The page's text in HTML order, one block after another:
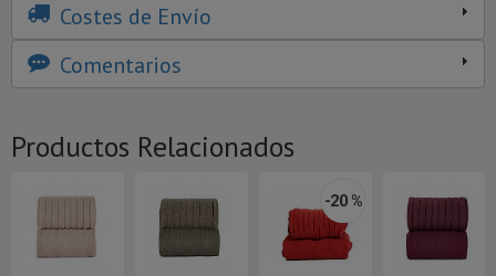
Costes de Envío
Comentarios
Productos Relacionados
-20 %